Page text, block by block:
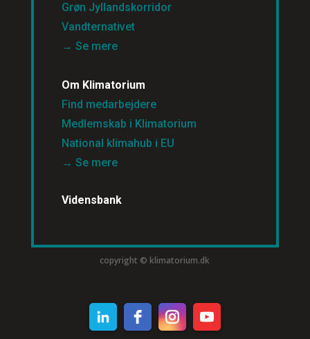
Grøn Jyllandskorridor
Vandternativet
→ Se mere
Om Klimatorium
Find medarbejdere
Medlemskab i Klimatorium
National klimahub i EU
→ Se mere
Vidensbank
copyright © klimatorium.dk